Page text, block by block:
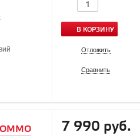
В КОРЗИНУ
Отложить
Сравнить
7 990 руб.